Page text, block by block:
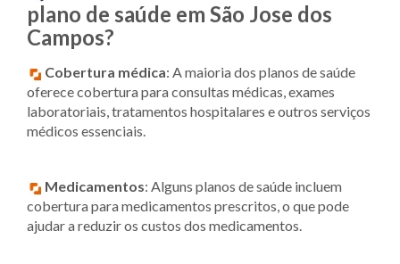
plano de saúde em São Jose dos
Campos?
Cobertura médica: A maioria dos planos de saúde
oferece cobertura para consultas médicas, exames
laboratoriais, tratamentos hospitalares e outros serviços
médicos essenciais.
Medicamentos: Alguns planos de saúde incluem
cobertura para medicamentos prescritos, o que pode
ajudar a reduzir os custos dos medicamentos.